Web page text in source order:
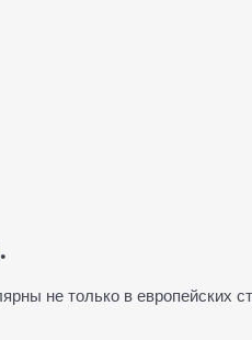
не только в европейских